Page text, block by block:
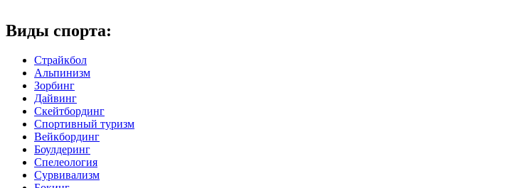
Виды спорта:
Страйкбол
Альпинизм
Зорбинг
Дайвинг
Скейтбординг
Спортивный туризм‎
Вейкбординг
Боулдеринг
Спелеология
Сурвивализм